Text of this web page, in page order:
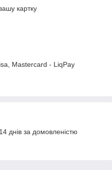
картку
Mastercard - LiqPay
днів за домовленістю